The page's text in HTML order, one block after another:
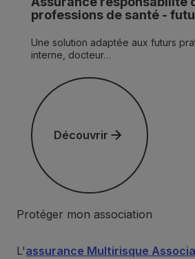
professions de santé -
Une solution adaptée aux futurs
interne, docteur…
Découvrir
Découvrir
Protéger mon association
L'assurance Multirisque